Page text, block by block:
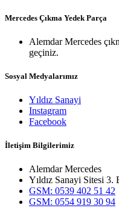
Mercedes Çıkma Yedek Parça
Alemdar Mercedes
geçiniz.
Sosyal Medyalarımız
Yıldız Sanayi
Instagram
Facebook
İletişim Bilgilerimiz
Alemdar Mercedes
Yıldız Sanayi Sitesi
GSM: 0539 402 51 42
GSM: 0554 919 30 94